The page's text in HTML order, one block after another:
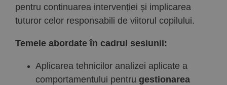
pentru continuarea intervenției și implicarea
tuturor celor responsabili de viitorul copilului.
Temele abordate în cadrul sesiunii:
Aplicarea tehnicilor analizei aplicate a
comportamentului pentru gestionarea